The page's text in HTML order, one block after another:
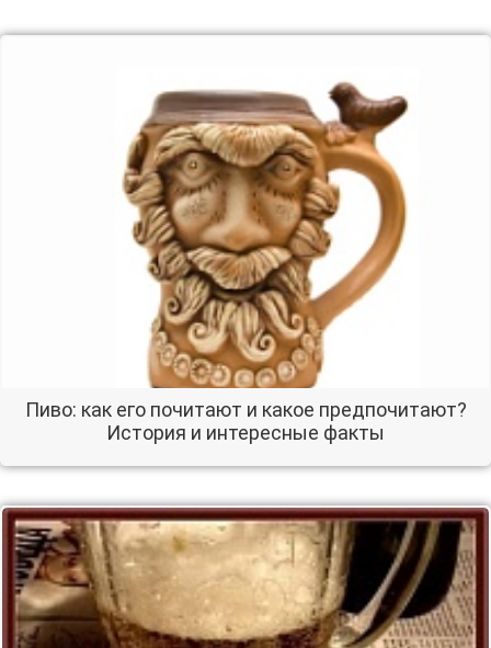
Пиво: как его почитают и какое предпочитают?
История и интересные факты